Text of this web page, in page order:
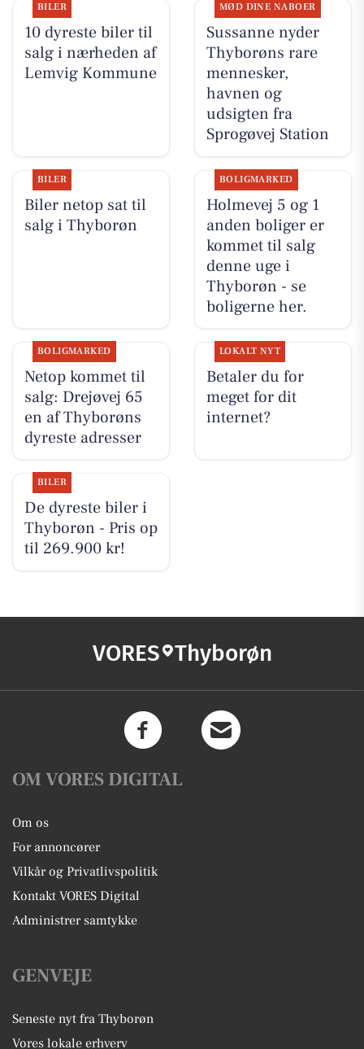
BILER
10 dyreste biler til
salg i nærheden af
Lemvig Kommune
MØD DINE NABOER
Sussanne nyder
Thyborøns rare
mennesker,
havnen og
udsigten fra
Sprogøvej Station
BILER
Biler netop sat til
salg i Thyborøn
BOLIGMARKED
Holmevej 5 og 1
anden boliger er
kommet til salg
denne uge i
Thyborøn - se
boligerne her.
BOLIGMARKED
Netop kommet til
salg: Drejøvej 65
en af Thyborøns
dyreste adresser
LOKALT NYT
Betaler du for
meget for dit
internet?
BILER
De dyreste biler i
Thyborøn - Pris op
til 269.900 kr!
VORES Thyborøn
OM VORES DIGITAL
Om os
For annoncører
Vilkår og Privatlivspolitik
Kontakt VORES Digital
Administrer samtykke
GENVEJE
Seneste nyt fra Thyborøn
Vores lokale erhverv